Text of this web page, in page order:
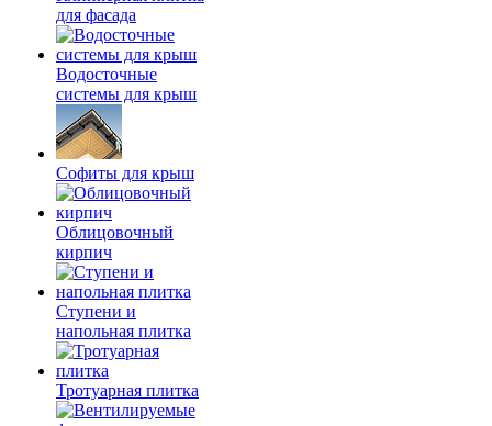
для фасада
Водосточные
системы для крыш
Софиты для крыш
Облицовочный
кирпич
Ступени и
напольная плитка
Тротуарная плитка